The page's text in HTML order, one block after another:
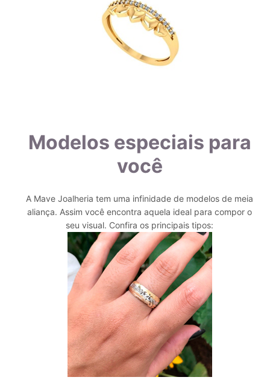
Modelos especiais para
você
A Mave Joalheria tem uma infinidade de modelos de meia
aliança. Assim você encontra aquela ideal para compor o
seu visual. Confira os principais tipos: